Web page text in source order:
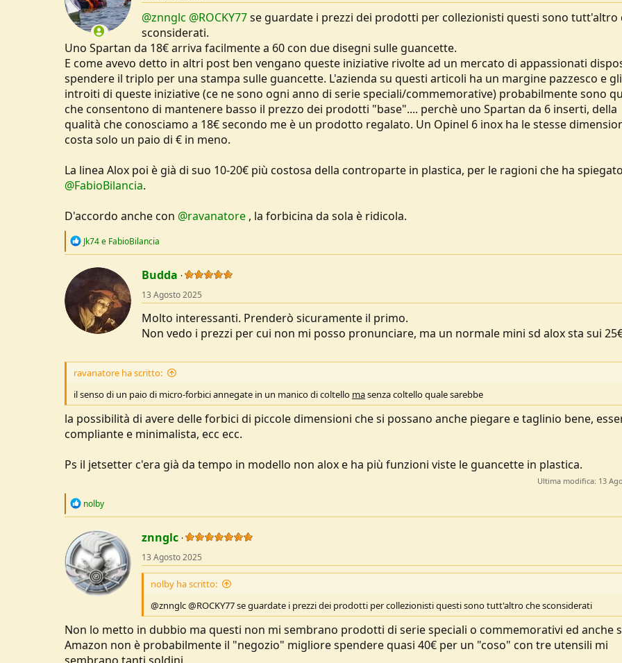
o
n
s
@znnglc @ROCKY77se guardate i prezzi dei prodotti per collezionisti questi sono tutt'altro
sconsiderati.
Uno Spartan da 18€ arriva facilmente a 60 con due disegni sulle guancette.
E come avevo detto in altri post ben vengano queste iniziative rivolte ad un mercato di appassionati
spendere il triplo per una stampa sulle guancette. L'azienda su questi articoli ha un margine pazzesco e gli
introiti di queste iniziative (ce ne sono ogni anno di serie speciali/commemorative) probabilmente sono
che consentono di mantenere basso il prezzo dei prodotti "base".... perchè uno Spartan da 6 inserti, della
qualità che conosciamo a 18€ secondo me è un prodotto regalato. Un Opinel 6 inox ha le stesse
costa solo un paio di € in meno.
La linea Alox poi è già di suo 10-20€ più costosa della controparte in plastica, per le ragioni che ha spiegato
@FabioBilancia.
D'accordo anche con @ravanatore , la forbicina da sola è ridicola.
R
c
t
o
n
s
Jk74e FabioBilancia
Budda
13 Agosto 2025
Molto interessanti. Prenderò sicuramente il primo.
Non vedo i prezzi per cui non mi posso pronunciare, ma un normale mini sd alox sta sui
ravanatore ha scritto:
il senso di un paio di micro-forbici annegate in un manico di coltello masenza coltello quale sarebbe
la possibilità di avere delle forbici di piccole dimensioni che si possano anche piegare e taglinio bene,
compliante e minimalista, ecc ecc.
Ps il jetsetter c'era già da tempo in modello non alox e ha più funzioni viste le guancette in plastica.
Ultima modifica: 13
R
c
t
i
o
n
s
nolby
znnglc
13 Agosto 2025
nolby ha scritto:
@znnglc @ROCKY77 se guardate i prezzi dei prodotti per collezionisti questi sono tutt'altro che sconsiderati
Non lo metto in dubbio ma questi non mi sembrano prodotti di serie speciali o commemorativi ed anche
Amazon non è probabilmente il "negozio" migliore spendere quasi 40€ per un "coso" con tre utensili mi